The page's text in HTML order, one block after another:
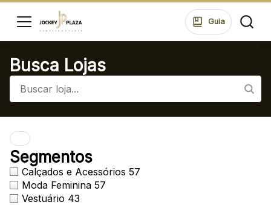
Guia
HORÁRIOS
LOJAS
SEG A SEXTA 10:00 ÀS 22:00
ALIMENTAÇÃO
SEG A SEXTA 10:00 ÀS 22:00
SÁB 10:00 ÀS 23:00
DOM 12:00 ÀS 22:00
Busca Lojas
Segmentos
Calçados e Acessórios 57
Moda Feminina 57
Vestuário 43
suas
no